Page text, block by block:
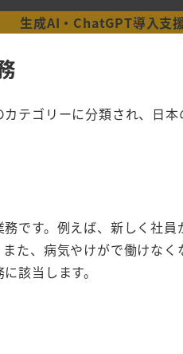
生成AI・ChatGPT導入支
テゴリーに分類され、日
です。例えば、新しく社
た、病気やけがで働けな
該当します。